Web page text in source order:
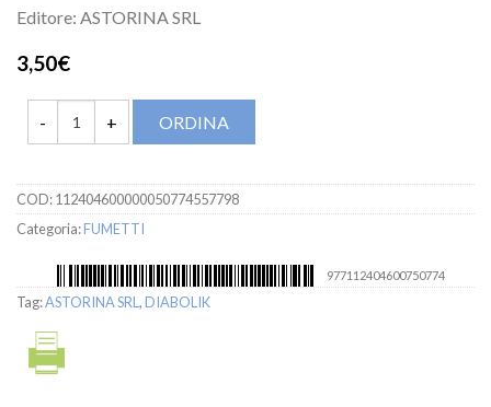
Editore: ASTORINA SRL
3,50€
ORDINA
COD:112404600000050774557798
Categoria:FUMETTI
977112404600750774
Tag:ASTORINA SRL,DIABOLIK